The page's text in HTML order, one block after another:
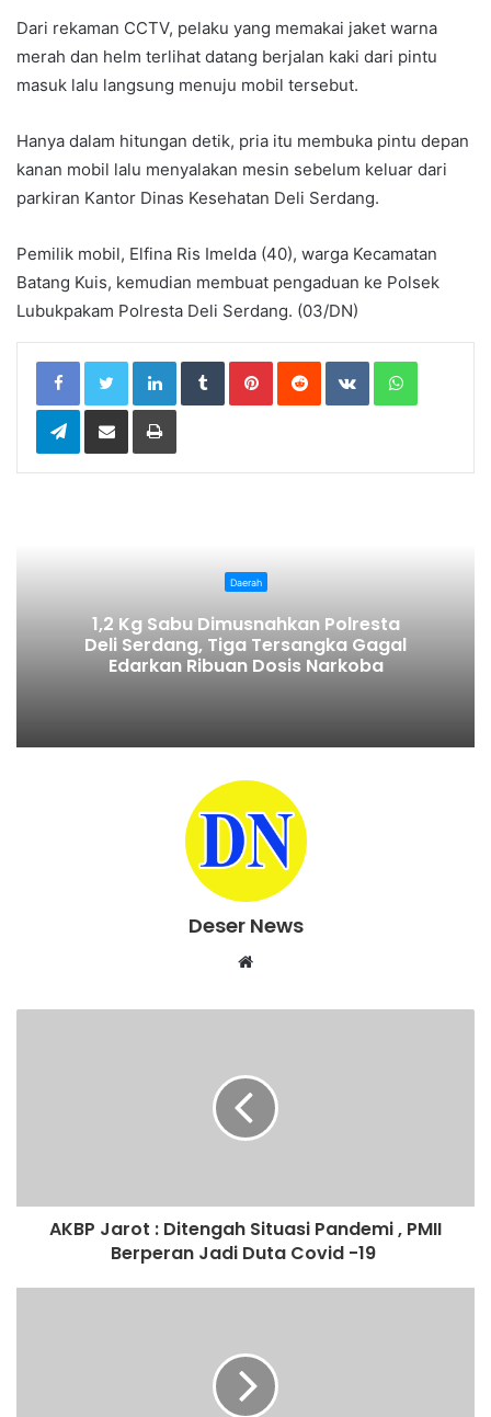
Dari rekaman CCTV, pelaku yang memakai jaket warna
merah dan helm terlihat datang berjalan kaki dari pintu
masuk lalu langsung menuju mobil tersebut.
Hanya dalam hitungan detik, pria itu membuka pintu depan
kanan mobil lalu menyalakan mesin sebelum keluar dari
parkiran Kantor Dinas Kesehatan Deli Serdang.
Pemilik mobil, Elfina Ris Imelda (40), warga Kecamatan
Batang Kuis, kemudian membuat pengaduan ke Polsek
Lubukpakam Polresta Deli Serdang. (03/DN)
LinkedIn Tumblr Pinterest Reddit VKontakte
Telegram Print
Daerah
1,2 Kg Sabu Dimusnahkan Polresta
Deli Serdang, Tiga Tersangka Gagal
Edarkan Ribuan Dosis Narkoba
Deser News
b
t
AKBP Jarot : Ditengah Situasi Pandemi , PMII
Berperan Jadi Duta Covid -19